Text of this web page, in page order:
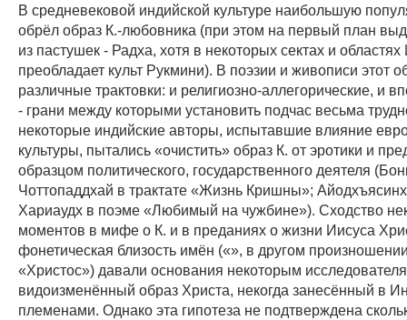
В средневековой индийской культуре наибольшую
обрёл образ К.-любовника (при этом на первый план
из пастушек - Радха, хотя в некоторых сектах и
преобладает культ Рукмини). В поэзии и живописи этот
различные трактовки: и религиозно-аллегорические, и
- грани между которыми установить подчас весьма
некоторые индийские авторы, испытавшие влияние
культуры, пытались «очистить» образ К. от эротики и
образцом политического, государственного деятеля
Чоттопаддхай в трактате «Жизнь Кришны»;
Хариаудх в поэме «Любимый на чужбине»). Сходство
моментов в мифе о К. и в преданиях о жизни Иисуса
фонетическая близость имён («», в другом
«Христос») давали основания некоторым
видоизменённый образ Христа, некогда занесённый в
племенами. Однако эта гипотеза не подтверждена